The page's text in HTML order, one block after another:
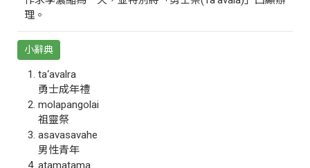
理。
小辭典
ta‘avalra
勇士成年禮
molapangolai
祖靈祭
asavasavahe
男性青年
atamatama